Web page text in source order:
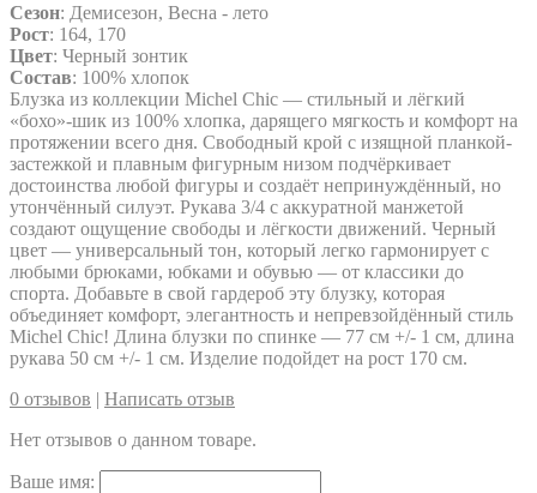
Сезон: Демисезон, Весна - лето
Рост: 164, 170
Цвет: Черный зонтик
Состав: 100% хлопок
Блузка из коллекции Michel Chic — стильный и лёгкий
«бохо»-шик из 100% хлопка, дарящего мягкость и комфорт на
протяжении всего дня. Свободный крой с изящной планкой-
застежкой и плавным фигурным низом подчёркивает
достоинства любой фигуры и создаёт непринуждённый, но
утончённый силуэт. Рукава 3/4 с аккуратной манжетой
создают ощущение свободы и лёгкости движений. Черный
цвет — универсальный тон, который легко гармонирует с
любыми брюками, юбками и обувью — от классики до
спорта. Добавьте в свой гардероб эту блузку, которая
объединяет комфорт, элегантность и непревзойдённый стиль
Michel Chic! Длина блузки по спинке — 77 см +/- 1 см, длина
рукава 50 см +/- 1 см. Изделие подойдет на рост 170 см.
0 отзывов | Написать отзыв
Нет отзывов о данном товаре.
Ваше имя: